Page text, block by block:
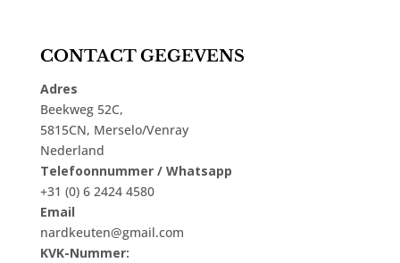
CONTACT GEGEVENS
Adres
Beekweg 52C,
5815CN, Merselo/Venray
Nederland
Telefoonnummer / Whatsapp
+31 (0) 6 2424 4580
Email
nardkeuten@gmail.com
KVK-Nummer: